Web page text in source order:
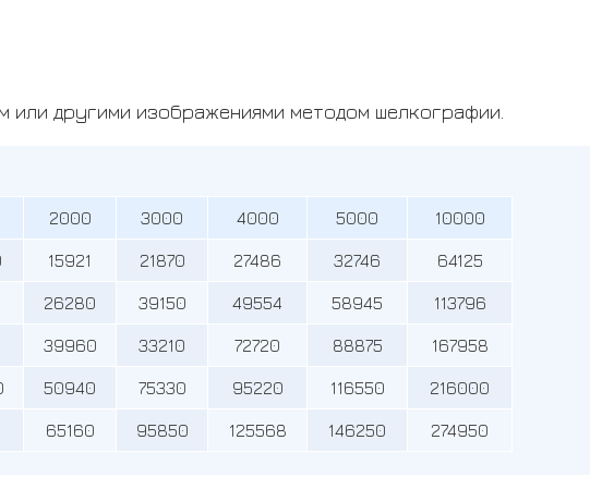
или другими изображениями методом шелкографии.
2000 3000 4000 5000 10000
15921 21870 27486 32746 64125
26280 39150 49554 58945 113796
39960 33210 72720 88875 167958
50940 75330 95220 116550 216000
65160 95850 125568 146250 274950